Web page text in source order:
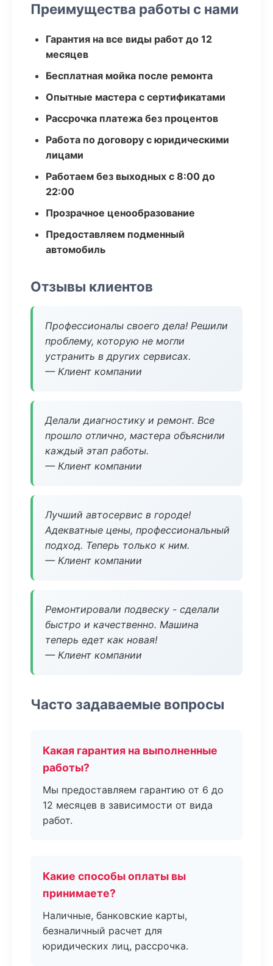
Преимущества работы с нами
Гарантия на все виды работ до 12
месяцев
Бесплатная мойка после ремонта
Опытные мастера с сертификатами
Рассрочка платежа без процентов
Работа по договору с юридическими
лицами
Работаем без выходных с 8:00 до
22:00
Прозрачное ценообразование
Предоставляем подменный
автомобиль
Отзывы клиентов
Профессионалы своего дела! Решили
проблему, которую не могли
устранить в других сервисах.
— Клиент компании
Делали диагностику и ремонт. Все
прошло отлично, мастера объяснили
каждый этап работы.
— Клиент компании
Лучший автосервис в городе!
Адекватные цены, профессиональный
подход. Теперь только к ним.
— Клиент компании
Ремонтировали подвеску - сделали
быстро и качественно. Машина
теперь едет как новая!
— Клиент компании
Часто задаваемые вопросы
Какая гарантия на выполненные
работы?
Мы предоставляем гарантию от 6 до
12 месяцев в зависимости от вида
работ.
Какие способы оплаты вы
принимаете?
Наличные, банковские карты,
безналичный расчет для
юридических лиц, рассрочка.